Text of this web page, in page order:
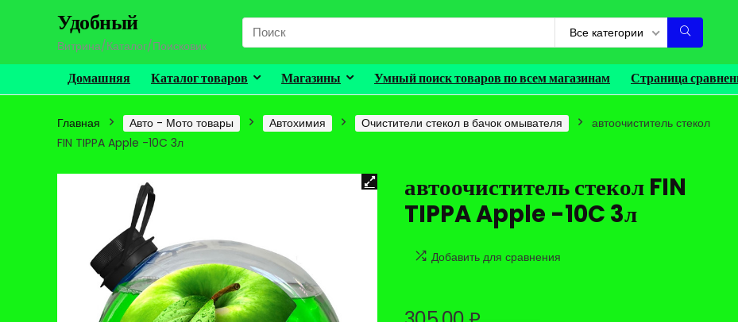
Удобный
Витрина/Каталог/Поисковик
Search
for:
Все категории
Домашняя Каталог товаров Магазины Умный поиск товаров по всем магазинам Страница
Главная Авто - Мото товары Автохимия Очистители стекол в бачок омывателя
автоочиститель стекол
FIN TIPPA Apple -10C 3л
автоочиститель стекол FIN
TIPPA Apple -10C 3л
Добавить для сравнения